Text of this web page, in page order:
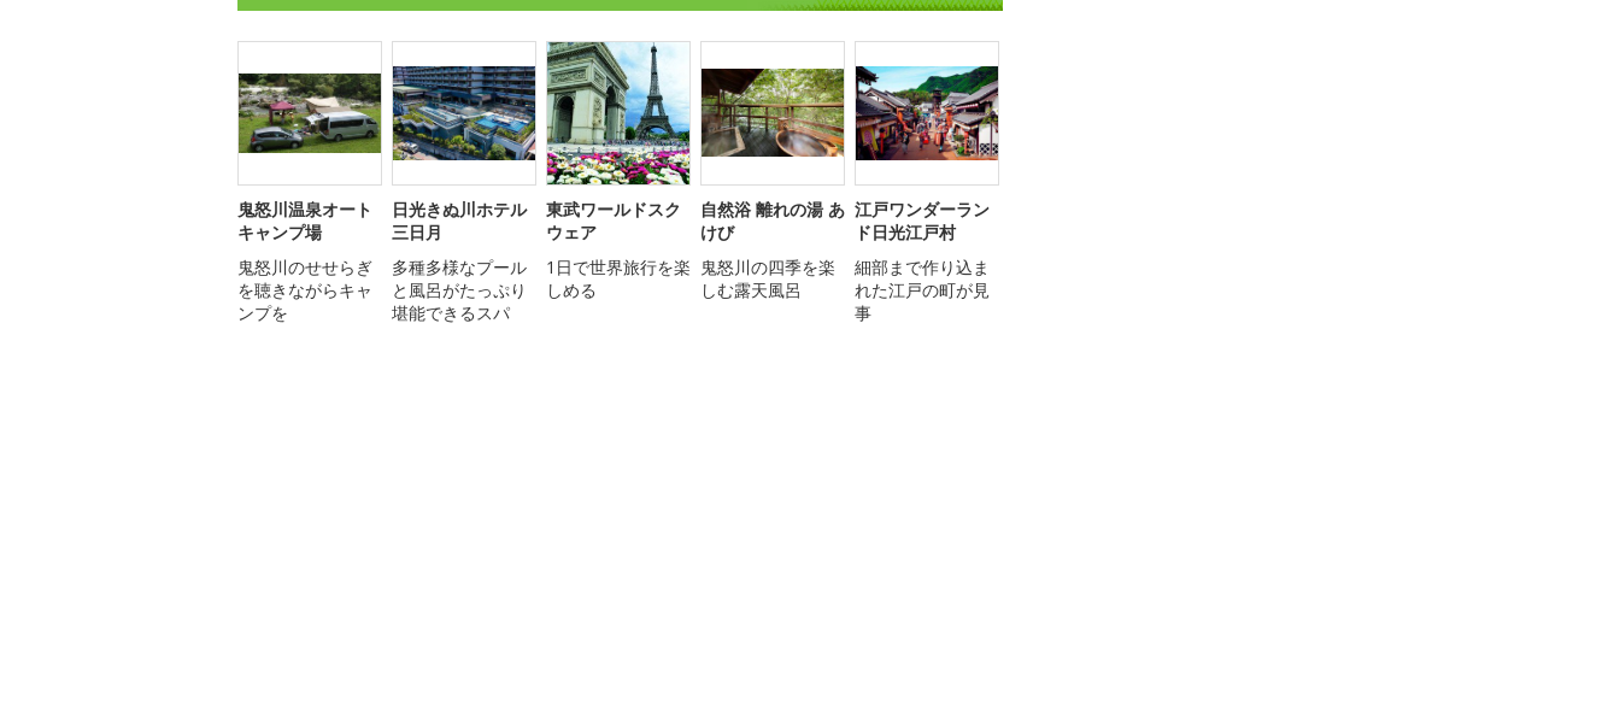
鬼怒川温泉オート
キャンプ場
鬼怒川のせせらぎ
を聴きながらキャ
ンプを
日光きぬ川ホテル
三日月
多種多様なプール
と風呂がたっぷり
堪能できるスパ
東武ワールドスク
ウェア
1日で世界旅行を楽
しめる
自然浴 離れの湯 あ
けび
鬼怒川の四季を楽
しむ露天風呂
江戸ワンダーラン
ド日光江戸村
細部まで作り込ま
れた江戸の町が見
事